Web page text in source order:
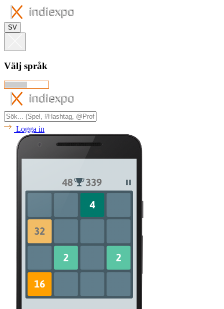
SV
Välj språk
Logga in